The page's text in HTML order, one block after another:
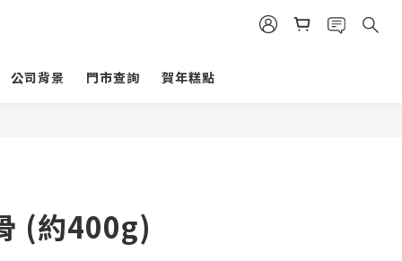
公司背景 門市查詢 賀年糕點
(約400g)